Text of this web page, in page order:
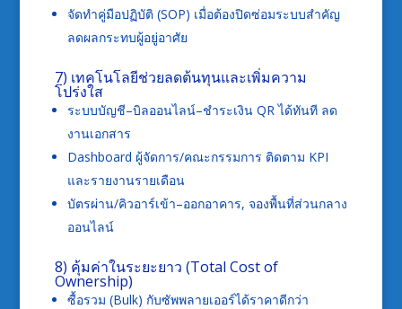
จัดทำคู่มือปฏิบัติ (SOP) เมื่อต้องปิดซ่อมระบบสำคัญ
ลดผลกระทบผู้อยู่อาศัย
7) เทคโนโลยีช่วยลดต้นทุนและเพิ่มความ
โปร่งใส
ระบบบัญชี–บิลออนไลน์–ชำระเงิน QR ได้ทันที ลด
งานเอกสาร
Dashboard ผู้จัดการ/คณะกรรมการ ติดตาม KPI
และรายงานรายเดือน
บัตรผ่าน/คิวอาร์เข้า–ออกอาคาร, จองพื้นที่ส่วนกลาง
ออนไลน์
8) คุ้มค่าในระยะยาว (Total Cost of
Ownership)
ซื้อรวม (Bulk) กับซัพพลายเออร์ได้ราคาดีกว่า